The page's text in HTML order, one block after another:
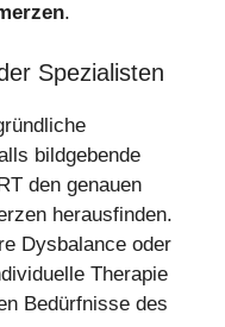
.
Spezialisten
bildgebende
den genauen
herausfinden.
Dysbalance oder
Therapie
Bedürfnisse des